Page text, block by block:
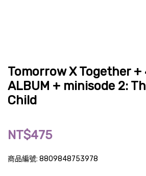
Tomorrow X Together +
ALBUM + minisode 2:
Child
NT$475
商品編號: 8809848753978